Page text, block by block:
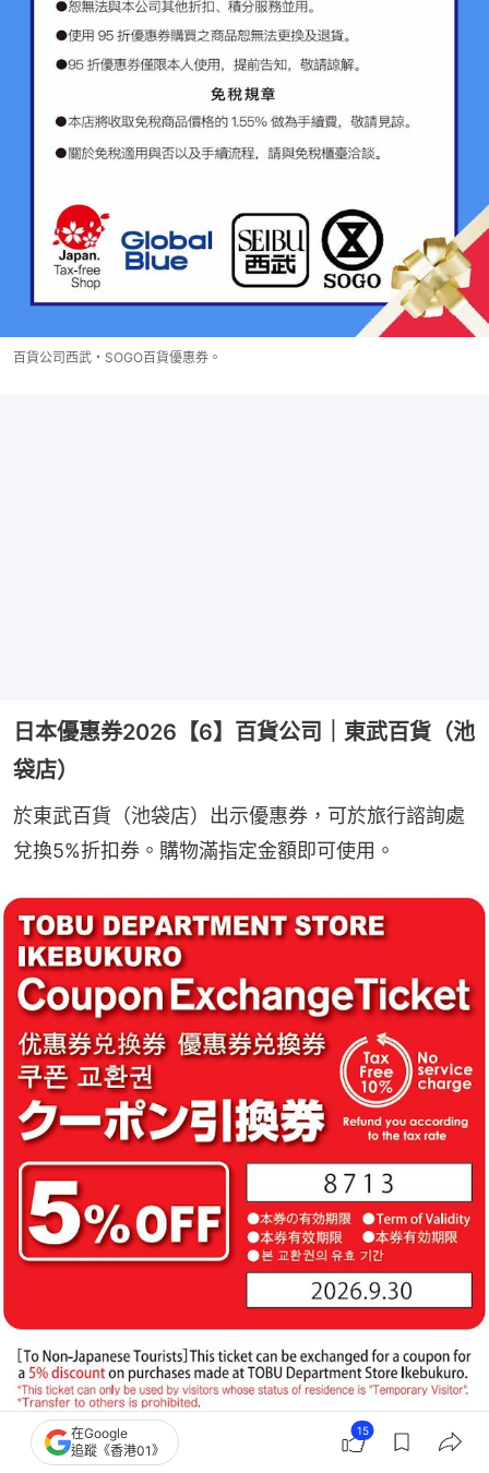
百貨公司西武・SOGO百貨優惠券。
日本優惠券2026【6】百貨公司｜東武百貨（池
袋店）
於東武百貨（池袋店）出示優惠券，可於旅行諮詢處
兌換5%折扣券。購物滿指定金額即可使用。
在Google
追蹤《香港01》
15